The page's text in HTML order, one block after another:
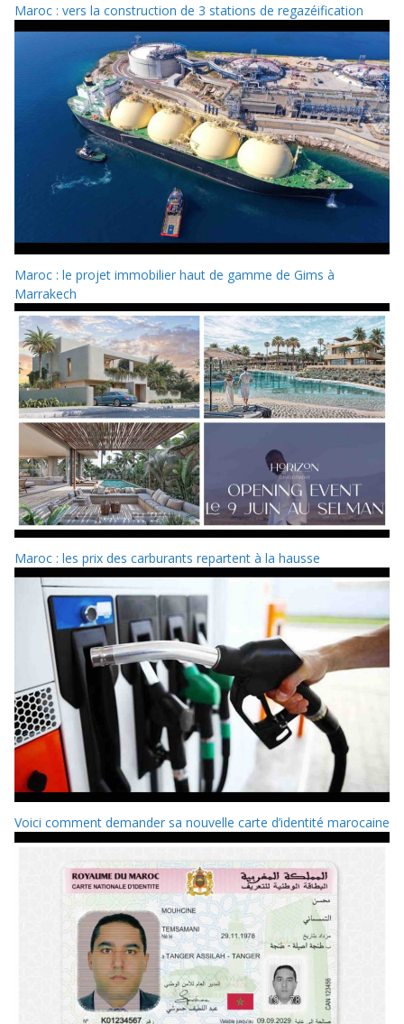
Maroc : vers la construction de 3 stations de regazéification
Maroc : le projet immobilier haut de gamme de Gims à
Marrakech
Maroc : les prix des carburants repartent à la hausse
Voici comment demander sa nouvelle carte d’identité marocaine